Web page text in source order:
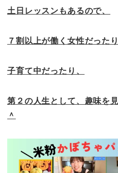
土日レッスンもあるので、
７割以上が働く女性だったり
子育て中だったり、
第２の人生として、趣味を
＾